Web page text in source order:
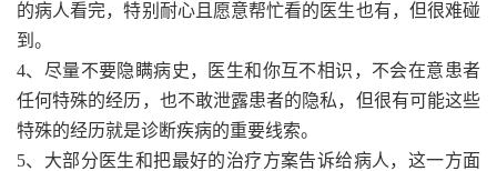
的病人看完，特别耐心且愿意帮忙看的医生也有，但很难碰
到。
4、尽量不要隐瞒病史，医生和你互不相识，不会在意患者
任何特殊的经历，也不敢泄露患者的隐私，但很有可能这些
特殊的经历就是诊断疾病的重要线索。
5、大部分医生和把最好的治疗方案告诉给病人，这一方面